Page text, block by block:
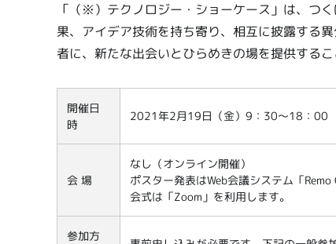
「（※）テクノロジー・ショーケース」は、つ
果、アイデア技術を持ち寄り、相互に披露する
者に、新たな出会いとひらめきの場を提供するこ
開催日
時
2021年2月19日（金）9：30～18：00
会 場
なし（オンライン開催）
ポスター発表はWeb会議システム「
会式は「Zoom」を利用します。
参加方